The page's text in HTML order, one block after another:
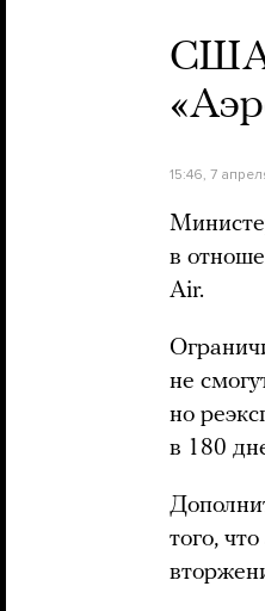
США
15:46, 7
в
Air.
не
но
в 180
того,